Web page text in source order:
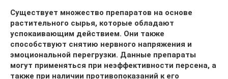
Существует множество препаратов на основе
растительного сырья, которые обладают
успокаивающим действием. Они также
способствуют снятию нервного напряжения и
эмоциональной перегрузки. Данные препараты
могут применяться при неэффективности персена, а
также при наличии противопоказаний к его